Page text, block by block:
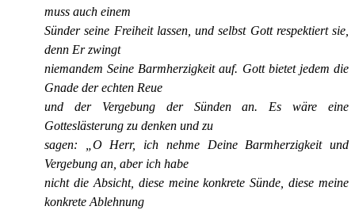
muss auch einem
Sünder seine Freiheit lassen, und selbst Gott respektiert sie,
denn Er zwingt
niemandem Seine Barmherzigkeit auf. Gott bietet jedem die
Gnade der echten Reue
und der Vergebung der Sünden an. Es wäre eine
Gotteslästerung zu denken und zu
sagen: „O Herr, ich nehme Deine Barmherzigkeit und
Vergebung an, aber ich habe
nicht die Absicht, diese meine konkrete Sünde, diese meine
konkrete Ablehnung